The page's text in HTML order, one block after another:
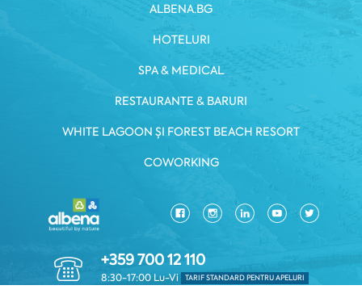
ALBENA.BG
HOTELURI
SPA & MEDICAL
RESTAURANTE & BARURI
WHITE LAGOON ȘI FOREST BEACH RESORT
COWORKING
+359 700 12 110
8:30-17:00 Lu-Vi TARIF STANDARD PENTRU APELURI